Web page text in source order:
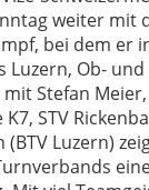
weiter mit
bei dem er
Luzern, Ob-
Stefan
STV
Luzern)